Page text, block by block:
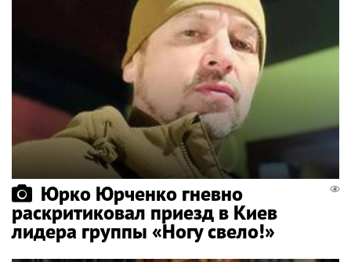
Юрко Юрченко гневно
раскритиковал приезд в Киев
лидера группы «Ногу свело!»